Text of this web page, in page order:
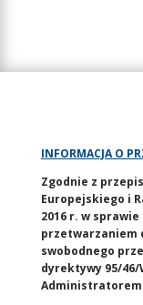
INFORMACJA O
Zgodnie z
Europejskiego i
2016 r. w
przetwarzaniem
swobodnego
dyrektywy 95/46/
Administratorem